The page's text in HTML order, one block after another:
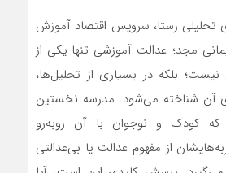
تحلیلی رستا، سرویس اقتصاد آموزش
مجد؛ عدالت آموزشی تنها یکی از
نیست؛ بلکه در بسیاری از تحلیل‌ها،
آن شناخته می‌شود. مدرسه نخستین
که کودک و نوجوان با آن روبه‌رو
از مفهوم عدالت یا بی‌عدالتی